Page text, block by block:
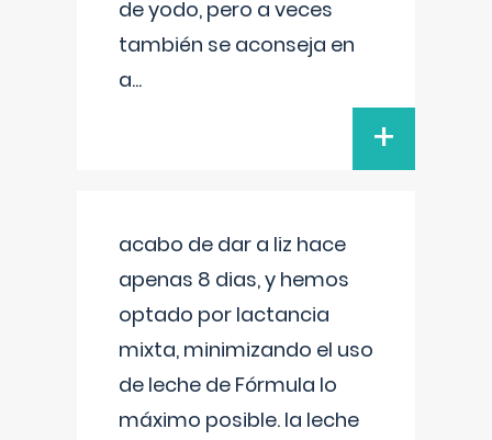
de yodo, pero a veces
también se aconseja en
a...
+
acabo de dar a liz hace
apenas 8 dias, y hemos
optado por lactancia
mixta, minimizando el uso
de leche de Fórmula lo
máximo posible. la leche